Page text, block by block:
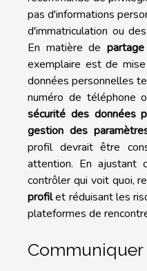
pas d'informations
d'immatriculation ou
En matière de
exemplaire est de
données personnelles
numéro de téléphone
sécurité des données
gestion des
profil devrait être
attention. En ajustant
contrôler qui voit quoi,
profilet réduisant les
plateformes de